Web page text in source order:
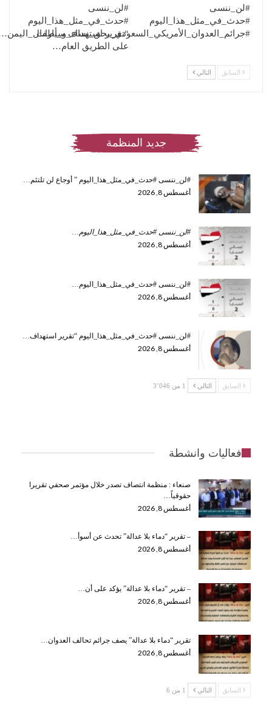
#لن_ننسى
#حدث_في_مثل_هذا_اليوم
#لن_ننسى
#حدث_في_مثل_هذا_اليوم
“تقرير استهداف سيارات
على الطريق العام…
السابق التالي
جديد المنظمة
#لن_ننسى #حدث_في_مثل_هذا_اليوم ” أوجاع لن تلتئم…
أغسطس 8, 2026
#لن_ننسى #حدث_في_مثل_هذا_اليوم…
أغسطس 8, 2026
#لن_ننسى #حدث_في_مثل_هذا_اليوم…
أغسطس 8, 2026
#لن_ننسى #حدث_في_مثل_هذا_اليوم “تقرير استهداف…
أغسطس 8, 2026
السابق التالي 1 من 3٬046
فعاليات وانشطة
صنعاء : منظمة انتصاف تصدر خلال مؤتمر صحفي تقريرا
حقوقياً…
أغسطس 8, 2026
– تقرير “دماء بلا عدالة” تحدث عن أسوأ…
أغسطس 8, 2026
– تقرير “دماء بلا عدالة” يؤكد على أن…
أغسطس 8, 2026
تقرير “دماء بلا عدالة” يصف جرائم تحالف العدوان…
أغسطس 8, 2026
السابق التالي 1 من 6